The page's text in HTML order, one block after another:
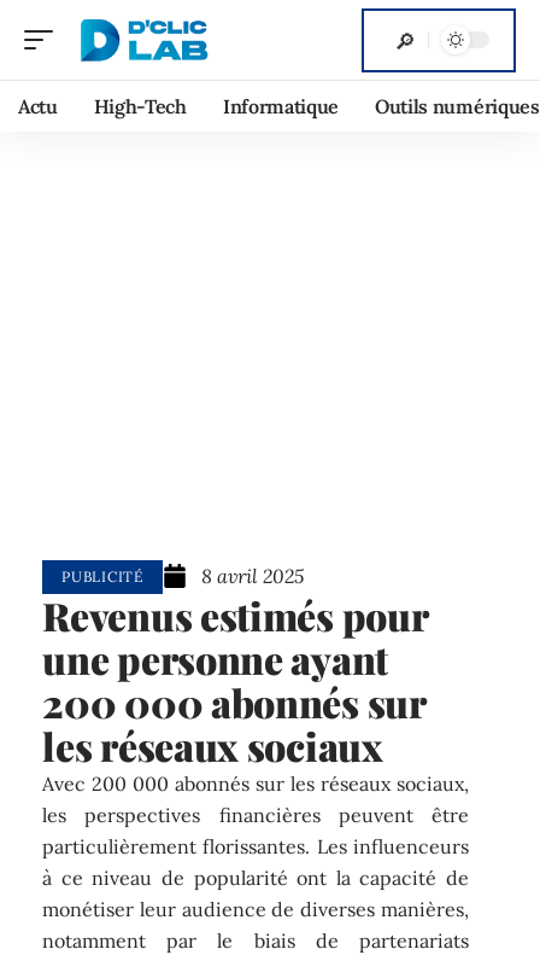
Actu High-Tech Informatique Outils numériques
PUBLICITÉ 8 avril 2025
Revenus estimés pour
une personne ayant
200 000 abonnés sur
les réseaux sociaux
Avec 200 000 abonnés sur les réseaux sociaux,
les perspectives financières peuvent être
particulièrement florissantes. Les influenceurs
à ce niveau de popularité ont la capacité de
monétiser leur audience de diverses manières,
notamment par le biais de partenariats